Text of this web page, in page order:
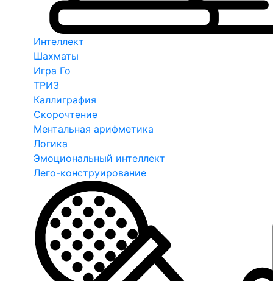
Интеллект
Шахматы
Игра Го
ТРИЗ
Каллиграфия
Скорочтение
Ментальная арифметика
Логика
Эмоциональный интеллект
Лего-конструирование